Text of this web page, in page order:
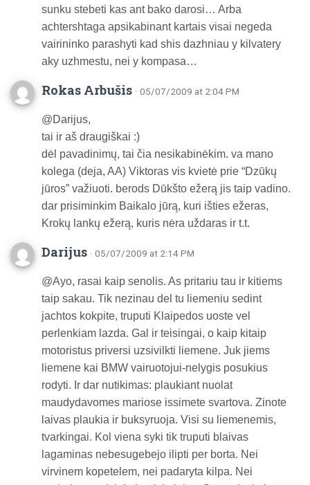
sunku stebeti kas ant bako darosi… Arba
achtershtaga apsikabinant kartais visai negeda
vairininko parashyti kad shis dazhniau y kilvatery
aky uzhmestu, nei y kompasa…
Rokas Arbušis · 05/07/2009 at 2:04 PM
@Darijus,
tai ir aš draugiškai :)
dėl pavadinimų, tai čia nesikabinėkim. va mano
kolega (deja, AA) Viktoras vis kvietė prie “Dzūkų
jūros” važiuoti. berods Dūkšto ežerą jis taip vadino.
dar prisiminkim Baikalo jūrą, kuri išties ežeras,
Krokų lankų ežerą, kuris nėra uždaras ir t.t.
Darijus · 05/07/2009 at 2:14 PM
@Ayo, rasai kaip senolis. As pritariu tau ir kitiems
taip sakau. Tik nezinau del tu liemeniu sedint
jachtos kokpite, truputi Klaipedos uoste vel
perlenkiam lazda. Gal ir teisingai, o kaip kitaip
motoristus priversi uzsivilkti liemene. Juk jiems
liemene kai BMW vairuotojui-nelygis posukius
rodyti. Ir dar nutikimas: plaukiant nuolat
maudydavomes mariose issimete svartova. Zinote
laivas plaukia ir buksyruoja. Visi su liemenemis,
tvarkingai. Kol viena syki tik truputi blaivas
lagaminas nebesugebejo ilipti per borta. Nei
virvinem kopetelem, nei padaryta kilpa. Nei